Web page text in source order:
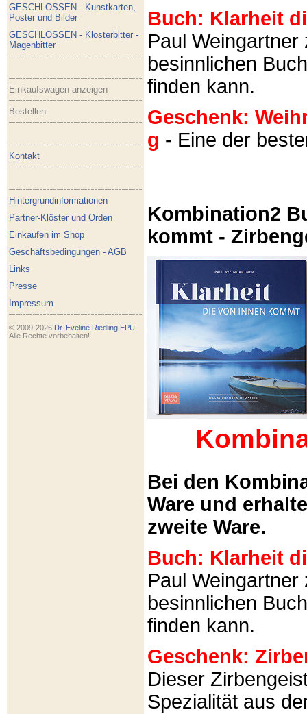
GESCHLOSSEN - Kunstkarten,
Poster und Bilder
GESCHLOSSEN - Klosterbitter -
Magenbitter
Einkaufswagen anzeigen
Bestellen
Kontakt
Hintergrundinformationen
Partner-Klöster und Orden
Einkaufen im Shop
Geschäftsbedingungen - AGB
Links
Presse
Impressum
© 2009-2026 Dr. Eveline Riedling EPU
Alle Rechte vorbehalten!
Buch: Klarheit
Paul
besinnlichen
finden kann.
Geschenk:
g - Eine der
Kombination2
kommt -
Bei den
Ware und
zweite Ware.
Buch: Klarheit
Paul
besinnlichen
finden kann.
Geschenk:
Dieser
Spezialität aus